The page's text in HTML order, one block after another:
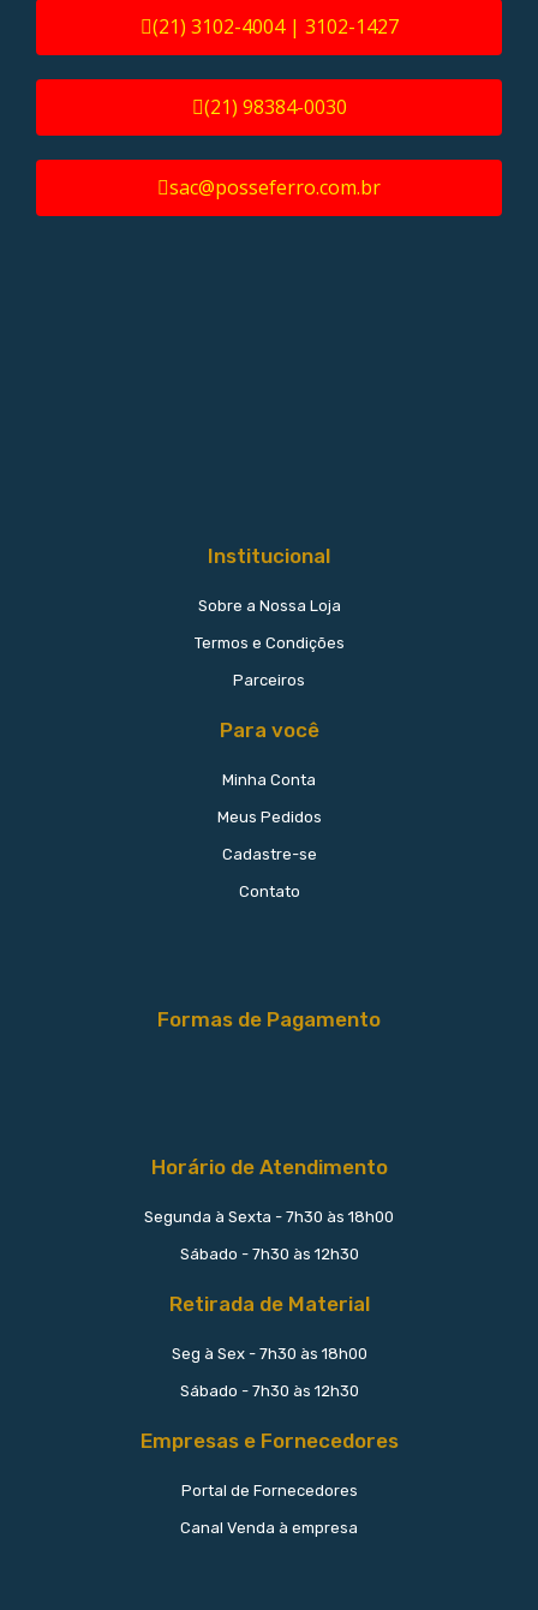
(21) 3102-4004 | 3102-1427
(21) 98384-0030
sac@posseferro.com.br
Institucional
Sobre a Nossa Loja
Termos e Condições
Parceiros
Para você
Minha Conta
Meus Pedidos
Cadastre-se
Contato
Formas de Pagamento
Horário de Atendimento
Segunda à Sexta - 7h30 às 18h00
Sábado - 7h30 às 12h30
Retirada de Material
Seg à Sex - 7h30 às 18h00
Sábado - 7h30 às 12h30
Empresas e Fornecedores
Portal de Fornecedores
Canal Venda à empresa